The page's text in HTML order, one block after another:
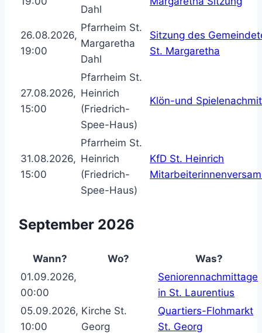
Dahl
26.08.2026,
19:00
Pfarrheim St.
Margaretha
Dahl
Sitzung des
St. Margaretha
27.08.2026,
15:00
Pfarrheim St.
Heinrich
(Friedrich-
Spee-Haus)
Klön-und
31.08.2026,
15:00
Pfarrheim St.
Heinrich
(Friedrich-
Spee-Haus)
KfD St. Heinrich
September 2026
Wann? Wo?
Was?
01.09.2026,
00:00
Seniorennachmittage
in St. Laurentius
05.09.2026,
10:00
Kirche St.
Georg
Quartiers-Flohmarkt
St. Georg